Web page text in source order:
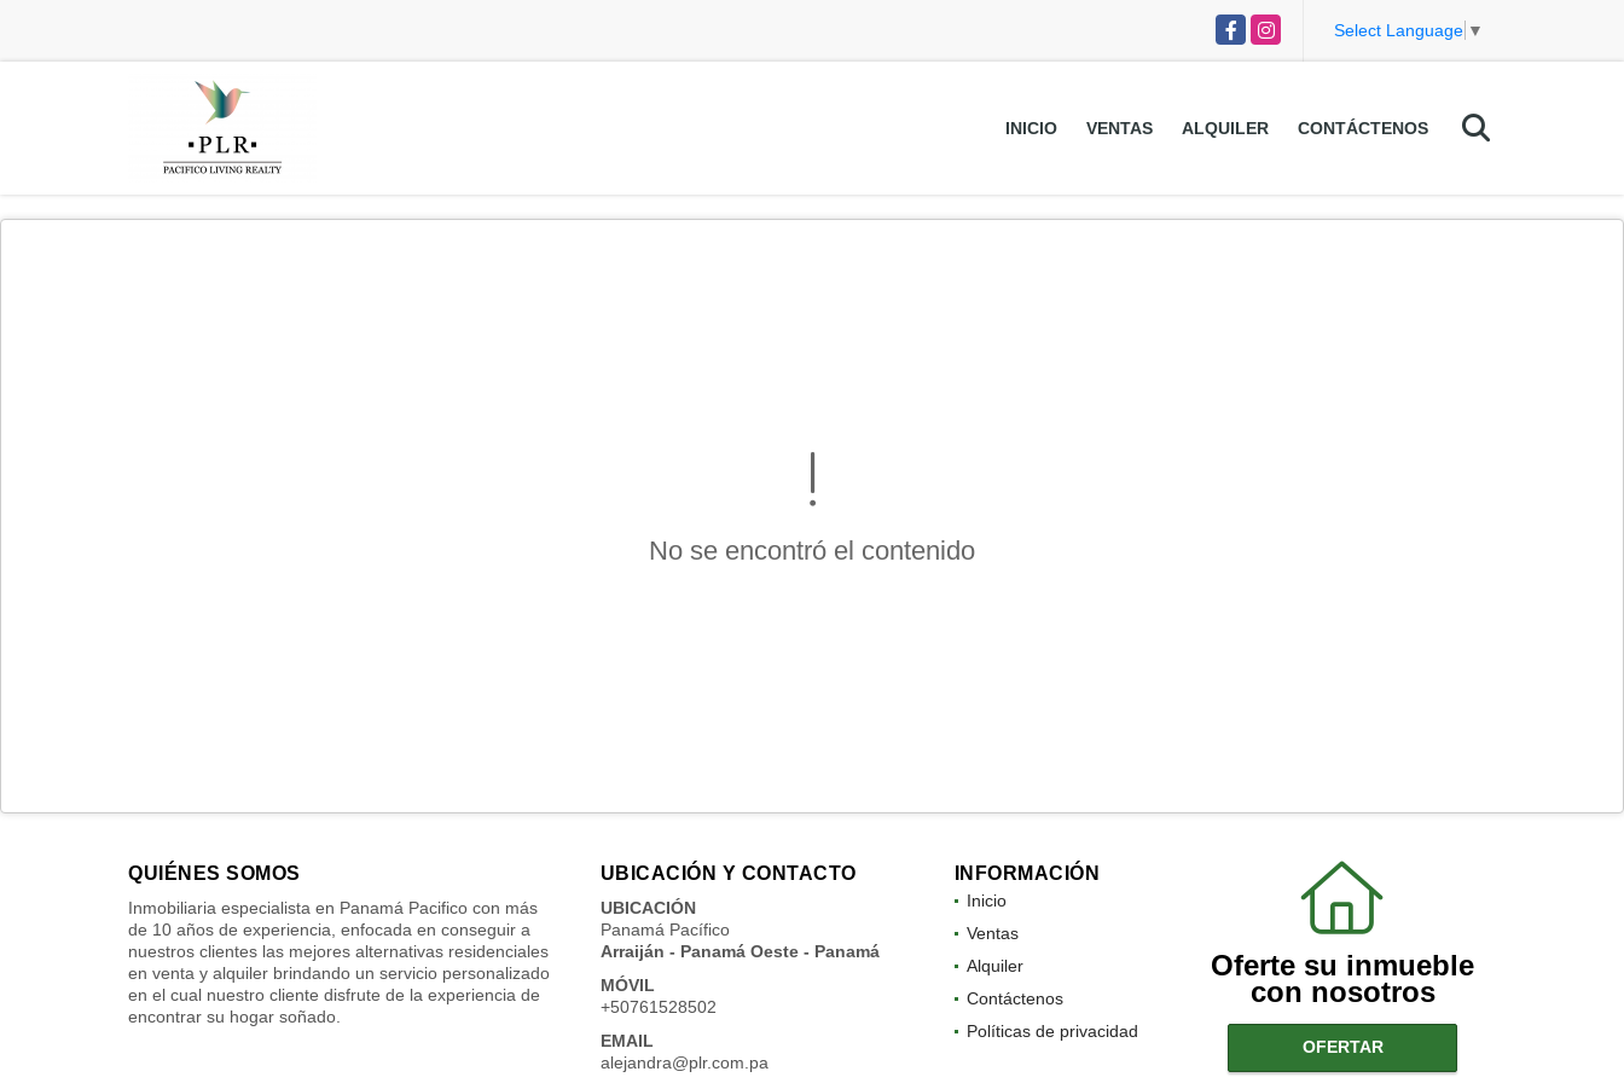
FacebookInstagram Select Language ▼
INICIO VENTAS ALQUILER CONTÁCTENOS
No se encontró el contenido
QUIÉNES SOMOS
Inmobiliaria especialista en Panamá Pacifico con más
de 10 años de experiencia, enfocada en conseguir a
nuestros clientes las mejores alternativas residenciales
en venta y alquiler brindando un servicio personalizado
en el cual nuestro cliente disfrute de la experiencia de
encontrar su hogar soñado.
UBICACIÓN Y CONTACTO
UBICACIÓN
Panamá Pacífico
Arraiján - Panamá Oeste - Panamá
MÓVIL
+50761528502
EMAIL
alejandra@plr.com.pa
INFORMACIÓN
Inicio
Ventas
Alquiler
Contáctenos
Políticas de privacidad
Oferte su inmueble
con nosotros
OFERTAR